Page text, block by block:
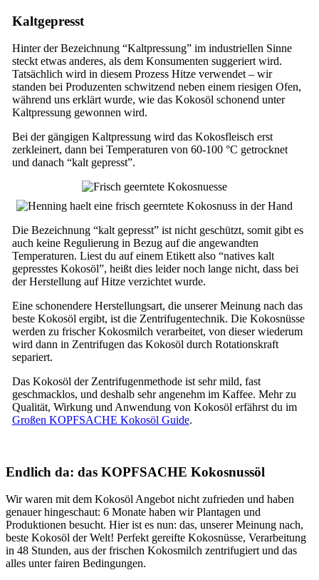
Kaltgepresst
Hinter der Bezeichnung “Kaltpressung” im industriellen Sinne
steckt etwas anderes, als dem Konsumenten suggeriert wird.
Tatsächlich wird in diesem Prozess Hitze verwendet – wir
standen bei Produzenten schwitzend neben einem riesigen Ofen,
während uns erklärt wurde, wie das Kokosöl schonend unter
Kaltpressung gewonnen wird.
Bei der gängigen Kaltpressung wird das Kokosfleisch erst
zerkleinert, dann bei Temperaturen von 60-100 °C getrocknet
und danach “kalt gepresst”.
Die Bezeichnung “kalt gepresst” ist nicht geschützt, somit gibt es
auch keine Regulierung in Bezug auf die angewandten
Temperaturen. Liest du auf einem Etikett also “natives kalt
gepresstes Kokosöl”, heißt dies leider noch lange nicht, dass bei
der Herstellung auf Hitze verzichtet wurde.
Eine schonendere Herstellungsart, die unserer Meinung nach das
beste Kokosöl ergibt, ist die Zentrifugentechnik. Die Kokosnüsse
werden zu frischer Kokosmilch verarbeitet, von dieser wiederum
wird dann in Zentrifugen das Kokosöl durch Rotationskraft
separiert.
Das Kokosöl der Zentrifugenmethode ist sehr mild, fast
geschmacklos, und deshalb sehr angenehm im Kaffee. Mehr zu
Qualität, Wirkung und Anwendung von Kokosöl erfährst du im
Großen KOPFSACHE Kokosöl Guide.
Endlich da: das KOPFSACHE Kokosnussöl
Wir waren mit dem Kokosöl Angebot nicht zufrieden und haben
genauer hingeschaut: 6 Monate haben wir Plantagen und
Produktionen besucht. Hier ist es nun: das, unserer Meinung nach,
beste Kokosöl der Welt! Perfekt gereifte Kokosnüsse, Verarbeitung
in 48 Stunden, aus der frischen Kokosmilch zentrifugiert und das
alles unter fairen Bedingungen.